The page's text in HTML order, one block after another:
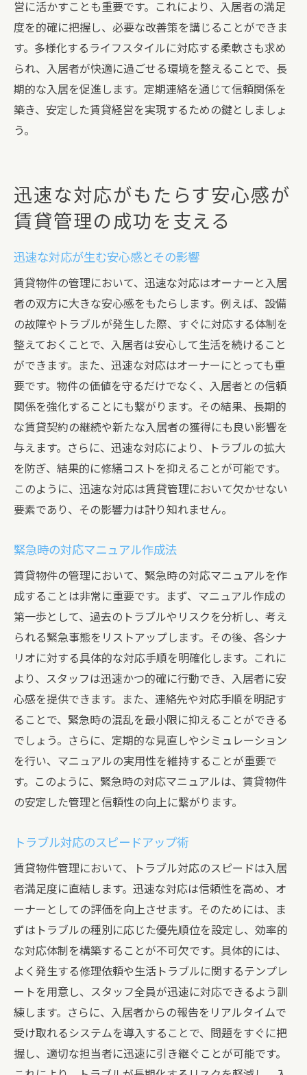
営に活かすことも重要です。これにより、入居者の満足
度を的確に把握し、必要な改善策を講じることができま
す。多様化するライフスタイルに対応する柔軟さも求め
られ、入居者が快適に過ごせる環境を整えることで、長
期的な入居を促進します。定期連絡を通じて信頼関係を
築き、安定した賃貸経営を実現するための鍵としましょ
う。
迅速な対応がもたらす安心感が
賃貸管理の成功を支える
迅速な対応が生む安心感とその影響
賃貸物件の管理において、迅速な対応はオーナーと入居
者の双方に大きな安心感をもたらします。例えば、設備
の故障やトラブルが発生した際、すぐに対応する体制を
整えておくことで、入居者は安心して生活を続けること
ができます。また、迅速な対応はオーナーにとっても重
要です。物件の価値を守るだけでなく、入居者との信頼
関係を強化することにも繋がります。その結果、長期的
な賃貸契約の継続や新たな入居者の獲得にも良い影響を
与えます。さらに、迅速な対応により、トラブルの拡大
を防ぎ、結果的に修繕コストを抑えることが可能です。
このように、迅速な対応は賃貸管理において欠かせない
要素であり、その影響力は計り知れません。
緊急時の対応マニュアル作成法
賃貸物件の管理において、緊急時の対応マニュアルを作
成することは非常に重要です。まず、マニュアル作成の
第一歩として、過去のトラブルやリスクを分析し、考え
られる緊急事態をリストアップします。その後、各シナ
リオに対する具体的な対応手順を明確化します。これに
より、スタッフは迅速かつ的確に行動でき、入居者に安
心感を提供できます。また、連絡先や対応手順を明記す
ることで、緊急時の混乱を最小限に抑えることができる
でしょう。さらに、定期的な見直しやシミュレーション
を行い、マニュアルの実用性を維持することが重要で
す。このように、緊急時の対応マニュアルは、賃貸物件
の安定した管理と信頼性の向上に繋がります。
トラブル対応のスピードアップ術
賃貸物件管理において、トラブル対応のスピードは入居
者満足度に直結します。迅速な対応は信頼性を高め、オ
ーナーとしての評価を向上させます。そのためには、ま
ずはトラブルの種別に応じた優先順位を設定し、効率的
な対応体制を構築することが不可欠です。具体的には、
よく発生する修理依頼や生活トラブルに関するテンプレ
ートを用意し、スタッフ全員が迅速に対応できるよう訓
練します。さらに、入居者からの報告をリアルタイムで
受け取れるシステムを導入することで、問題をすぐに把
握し、適切な担当者に迅速に引き継ぐことが可能です。